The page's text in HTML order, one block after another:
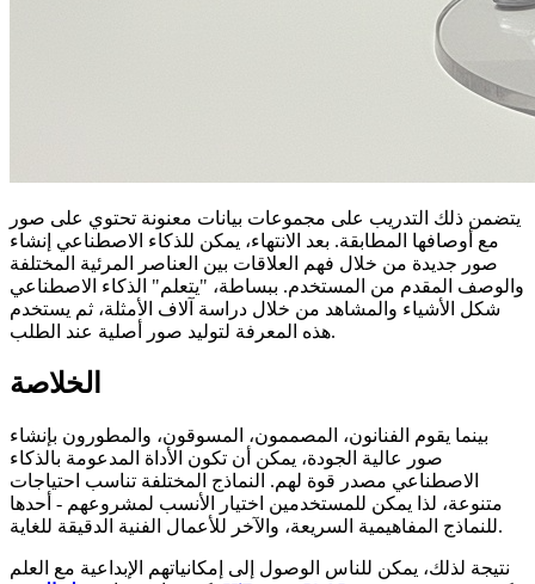
يتضمن ذلك التدريب على مجموعات بيانات معنونة تحتوي على صور
مع أوصافها المطابقة. بعد الانتهاء، يمكن للذكاء الاصطناعي إنشاء
صور جديدة من خلال فهم العلاقات بين العناصر المرئية المختلفة
والوصف المقدم من المستخدم. ببساطة، "يتعلم" الذكاء الاصطناعي
شكل الأشياء والمشاهد من خلال دراسة آلاف الأمثلة، ثم يستخدم
هذه المعرفة لتوليد صور أصلية عند الطلب.
الخلاصة
بينما يقوم الفنانون، المصممون، المسوقون، والمطورون بإنشاء
صور عالية الجودة، يمكن أن تكون الأداة المدعومة بالذكاء
الاصطناعي مصدر قوة لهم. النماذج المختلفة تناسب احتياجات
متنوعة، لذا يمكن للمستخدمين اختيار الأنسب لمشروعهم - أحدها
للنماذج المفاهيمية السريعة، والآخر للأعمال الفنية الدقيقة للغاية.
نتيجة لذلك، يمكن للناس الوصول إلى إمكانياتهم الإبداعية مع العلم